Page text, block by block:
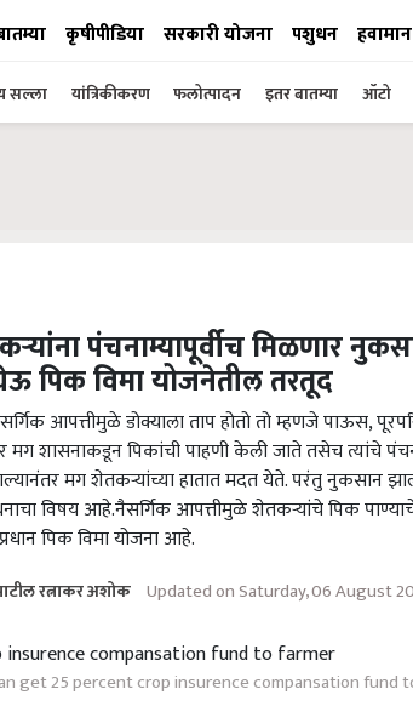
कृषीपीडिया सरकारी योजना पशुधन हवामान
सल्ला यांत्रिकीकरण फलोत्पादन इतर बातम्या ऑटो
पंचनाम्यापूर्वीच मिळणार
पिक विमा योजनेतील तरतूद
आपत्तीमुळे डोक्याला ताप होतो तो म्हणजे पाऊस,
शासनाकडून पिकांची पाहणी केली जाते तसेच त्यांचे
मग शेतकऱ्यांच्या हातात मदत येते. परंतु नुकसान
विषय आहे.नैसर्गिक आपत्तीमुळे शेतकऱ्यांचे पिक
पिक विमा योजना आहे.
रत्नाकर अशोक Updated on Saturday, 06 August
get 25 percent crop insurence compansation fund